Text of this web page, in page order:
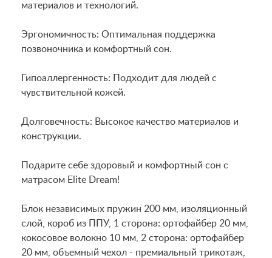
материалов и технологий.
Эргономичность: Оптимальная поддержка
позвоночника и комфортный сон.
Гипоаллергенность: Подходит для людей с
чувствительной кожей.
Долговечность: Высокое качество материалов и
конструкции.
Подарите себе здоровый и комфортный сон с
матрасом Elite Dream!
Блок независимых пружин 200 мм, изоляционный
слой, короб из ППУ, 1 сторона: ортофайбер 20 мм,
кокосовое волокно 10 мм, 2 сторона: ортофайбер
20 мм, объемный чехол - премиальный трикотаж,